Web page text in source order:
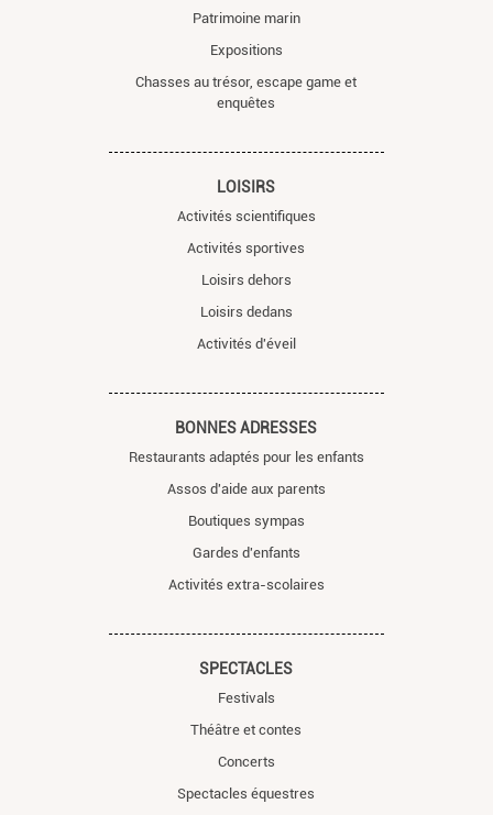
Patrimoine marin
Expositions
Chasses au trésor, escape game et
enquêtes
LOISIRS
Activités scientifiques
Activités sportives
Loisirs dehors
Loisirs dedans
Activités d'éveil
BONNES ADRESSES
Restaurants adaptés pour les enfants
Assos d'aide aux parents
Boutiques sympas
Gardes d'enfants
Activités extra-scolaires
SPECTACLES
Festivals
Théâtre et contes
Concerts
Spectacles équestres